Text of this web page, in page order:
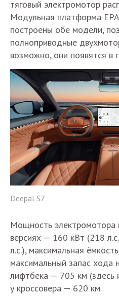
тяговый электромотор
Модульная платформа
построены обе модели,
полноприводные
возможно, они появятся в
Deepal S7
Мощность электромотора
версиях — 160 кВт (218
л.с.), максимальная
максимальный запас хода
лифтбека — 705 км (здесь
у кроссовера — 620 км.